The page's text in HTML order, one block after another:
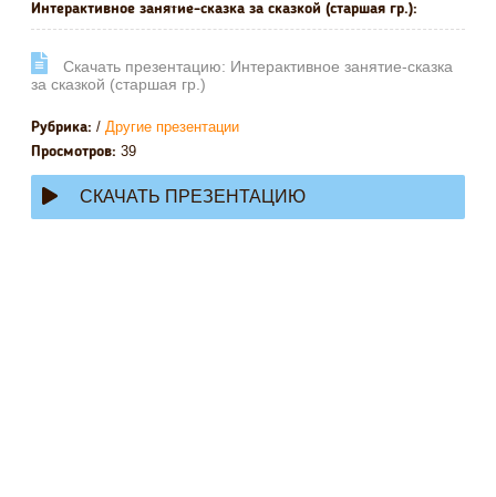
Интерактивное занятие-сказка за сказкой (старшая гр.):
Cкачать презентацию: Интерактивное занятие-сказка
за сказкой (старшая гр.)
Рубрика: / Другие презентации
Просмотров: 39
СКАЧАТЬ ПРЕЗЕНТАЦИЮ